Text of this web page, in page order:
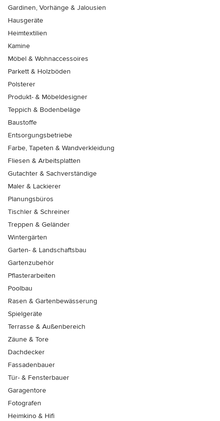
Gardinen, Vorhänge & Jalousien
Hausgeräte
Heimtextilien
Kamine
Möbel & Wohnaccessoires
Parkett & Holzböden
Polsterer
Produkt- & Möbeldesigner
Teppich & Bodenbeläge
Baustoffe
Entsorgungsbetriebe
Farbe, Tapeten & Wandverkleidung
Fliesen & Arbeitsplatten
Gutachter & Sachverständige
Maler & Lackierer
Planungsbüros
Tischler & Schreiner
Treppen & Geländer
Wintergärten
Garten- & Landschaftsbau
Gartenzubehör
Pflasterarbeiten
Poolbau
Rasen & Gartenbewässerung
Spielgeräte
Terrasse & Außenbereich
Zäune & Tore
Dachdecker
Fassadenbauer
Tür- & Fensterbauer
Garagentore
Fotografen
Heimkino & Hifi